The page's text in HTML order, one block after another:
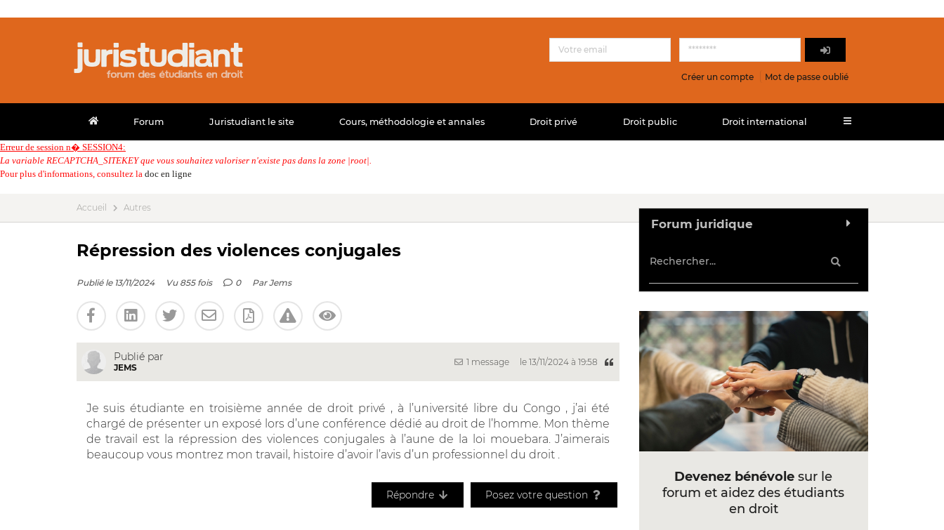
Créer un compte Mot de passe oublié
Forum Juristudiant le site Cours, méthodologie et annales Droit privé Droit public Droit international
Erreur de session n� SESSION4:
La variable RECAPTCHA_SITEKEY que vous souhaitez valoriser n'existe pas dans la zone |root|.
Pour plus d'informations, consultez la doc en ligne
Accueil Autres
Répression des violences conjugales
Publié le 13/11/2024 Vu 855 fois 0 ParJems
Publié par
JEMS
1 message le 13/11/2024 à 19:58
Je suis étudiante en troisième année de droit privé , à l’université libre du Congo , j’ai été
chargé de présenter un exposé lors d’une conférence dédié au droit de l’homme. Mon thème
de travail est la répression des violences conjugales à l’aune de la loi mouebara. J’aimerais
beaucoup vous montrez mon travail, histoire d’avoir l’avis d’un professionnel du droit .
Répondre Posez votre question
Forum juridique
Devenez bénévole sur le
forum et aidez des étudiants
en droit